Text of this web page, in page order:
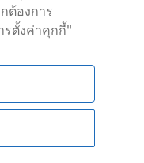
ต้องการ
รตั้งค่าคุกกี้"